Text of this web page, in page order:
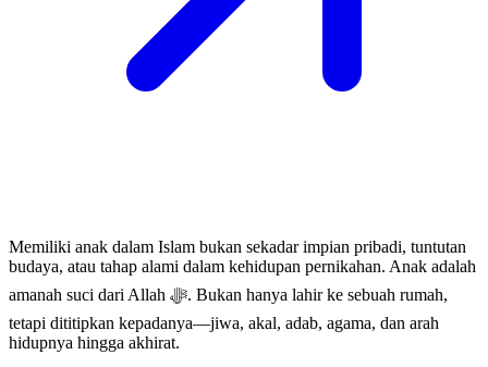
Memiliki anak dalam Islam bukan sekadar impian pribadi, tuntutan
budaya, atau tahap alami dalam kehidupan pernikahan. Anak adalah
amanah suci dari Allah ﷻ. Bukan hanya lahir ke sebuah rumah,
tetapi dititipkan kepadanya—jiwa, akal, adab, agama, dan arah
hidupnya hingga akhirat.